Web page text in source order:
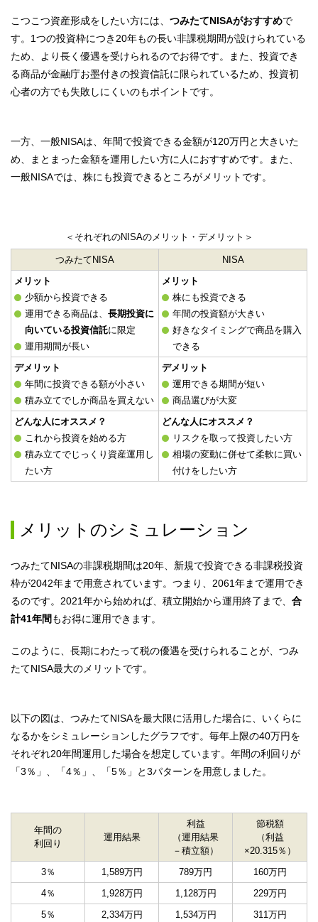
こつこつ資産形成をしたい方には、 つみたてNISAがおすすめで
す。1つの投資枠につき20年もの長い非課税期間が設けられている
ため、より長く優遇を受けられるのでお得です。また、投資でき
る商品が金融庁お墨付きの投資信託に限られているため、投資初
心者の方でも失敗しにくいのもポイントです。
一方、一般NISAは、年間で投資できる金額が120万円と大きいた
め、まとまった金額を運用したい方に人におすすめです。また、
一般NISAでは、株にも投資できるところがメリットです。
＜それぞれのNISAのメリット・デメリット＞
つみたてNISA
NISA
メリット
少額から投資できる
運用できる商品は、 長期投資に
向いている投資信託に限定
運用期間が長い
メリット
株にも投資できる
年間の投資額が大きい
好きなタイミングで商品を購入
できる
デメリット
年間に投資できる額が小さい
積み立てでしか商品を買えない
デメリット
運用できる期間が短い
商品選びが大変
どんな人にオススメ？
これから投資を始める方
積み立てでじっくり資産運用し
たい方
どんな人にオススメ？
リスクを取って投資したい方
相場の変動に併せて柔軟に買い
付けをしたい方
メリットのシミュレーション
つみたてNISAの非課税期間は20年、新規で投資できる非課税投資
枠が2042年まで用意されています。つまり、2061年まで運用でき
るのです。2021年から始めれば、積立開始から運用終了まで、 合
計41年間 もお得に運用できます。
このように、長期にわたって税の優遇を受けられることが、つみ
たてNISA最大のメリットです。
以下の図は、つみたてNISAを最大限に活用した場合に、いくらに
なるかをシミュレーションしたグラフです。毎年上限の40万円を
それぞれ20年間運用した場合を想定しています。年間の利回りが
「3％」、「4％」、「5％」と3パターンを用意しました。
年間の
利回り
運用結果
利益
（運用結果
－積立額）
節税額
（利益
×20.315％）
3％
1,589万円 789万円
160万円
4％
1,928万円 1,128万円
229万円
5％
2,334万円 1,534万円 311万円